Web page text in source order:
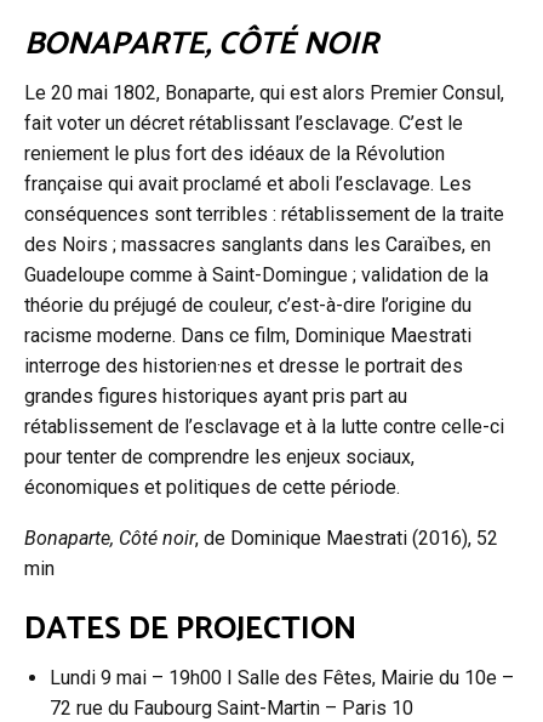
BONAPARTE, CÔTÉ NOIR
Le 20 mai 1802, Bonaparte, qui est alors Premier Consul,
fait voter un décret rétablissant l’esclavage. C’est le
reniement le plus fort des idéaux de la Révolution
française qui avait proclamé et aboli l’esclavage. Les
conséquences sont terribles : rétablissement de la traite
des Noirs ; massacres sanglants dans les Caraïbes, en
Guadeloupe comme à Saint-Domingue ; validation de la
théorie du préjugé de couleur, c’est-à-dire l’origine du
racisme moderne. Dans ce film, Dominique Maestrati
interroge des historien·nes et dresse le portrait des
grandes figures historiques ayant pris part au
rétablissement de l’esclavage et à la lutte contre celle-ci
pour tenter de comprendre les enjeux sociaux,
économiques et politiques de cette période.
Bonaparte, Côté noir, de Dominique Maestrati (2016), 52
min
DATES DE PROJECTION
Lundi 9 mai – 19h00 I Salle des Fêtes, Mairie du 10e –
72 rue du Faubourg Saint-Martin – Paris 10